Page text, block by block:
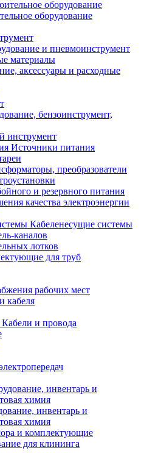
оборудование
и пневмоинструмент
материалы
аксессуары и расходные
бензоинструмент,
инструмент
Источники питания
преобразователи
и резервного питания
качества электроэнергии
Кабеленесущие системы
каналов
лотков
для труб
рабочих мест
кабеля
Кабели и провода
инвентарь и
химия
и комплектующие
для клининга